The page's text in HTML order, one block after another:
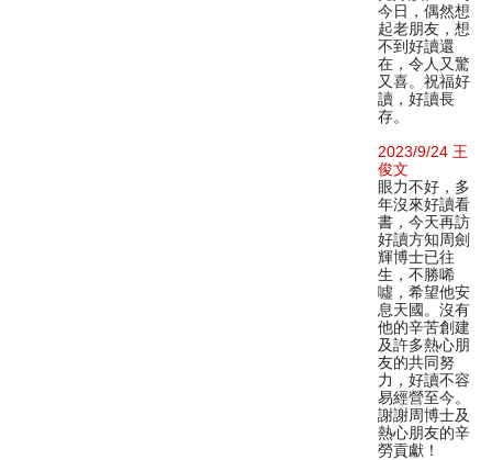
今日，偶然想
起老朋友，想
不到好讀還
在，令人又驚
又喜。祝福好
讀，好讀長
存。
2023/9/24 王
俊文
眼力不好，多
年沒來好讀看
書，今天再訪
好讀方知周劍
輝博士已往
生，不勝唏
噓，希望他安
息天國。沒有
他的辛苦創建
及許多熱心朋
友的共同努
力，好讀不容
易經營至今。
謝謝周博士及
熱心朋友的辛
勞貢獻！